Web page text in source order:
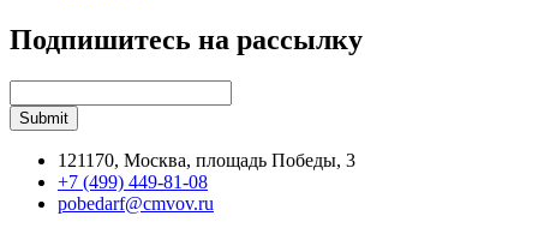
Подпишитесь на рассылку
121170, Москва, площадь Победы, 3
+7 (499) 449-81-08
pobedarf@cmvov.ru